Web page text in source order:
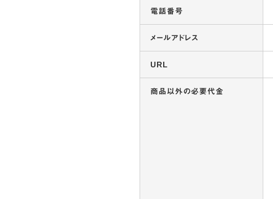
電話番号
メールアドレス
URL
商品以外の必要代金